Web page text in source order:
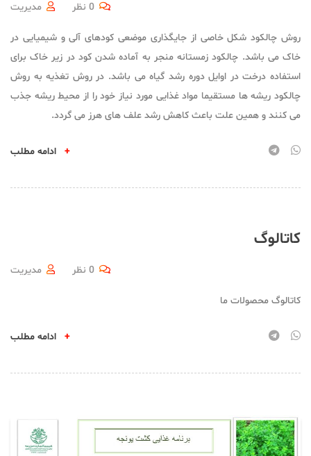
مدیریت 0 نظر
روش چالکود شکل خاصی از جایگذاری موضعی کودهای آلی و شیمیایی در
خاک می باشد. چالکود زمستانه منجر به آماده شدن کود در زیر خاک برای
استفاده درخت در اوایل دوره رشد گیاه می باشد. در روش تغذیه به روش
چالکود ریشه ها مستقیما مواد غذایی مورد نیاز خود را از محیط ریشه جذب
می کنند و همین علت باعث کاهش رشد علف های هرز می گردد.
+
کاتالوگ
مدیریت 0 نظر
کاتالوگ محصولات ما
+